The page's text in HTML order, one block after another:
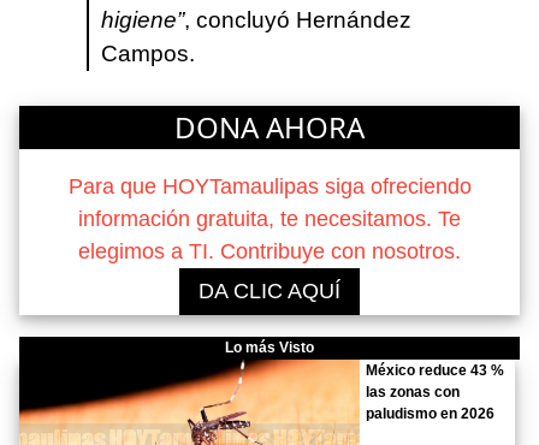
higiene”, concluyó Hernández
Campos.
DONA AHORA
Para que HOYTamaulipas siga ofreciendo
información gratuita, te necesitamos. Te
elegimos a TI. Contribuye con nosotros.
DA CLIC AQUÍ
Lo más Visto
México reduce 43 %
las zonas con
paludismo en 2026